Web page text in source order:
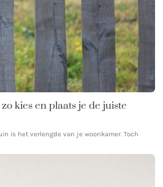
kies en plaats je de juiste
is het verlengde van je woonkamer. Toch